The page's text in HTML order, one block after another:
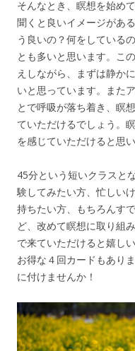
そんなとき、瞑想を始め
聞くと良いイメージがあ
う良いの？何をしている
とも多いと思います。こ
えしながら、まずは静か
いと思っています。また
とで呼吸が落ち着き、瞑
ていただけるでしょう。
を感じていただけると思い
45分という短いクラスと
験してみたい方、忙しい
持ちたい方、もちろんす
ど、改めて瞑想に取り組
で来ていただけると嬉しい
お得な４回カードもあり
に付けませんか！